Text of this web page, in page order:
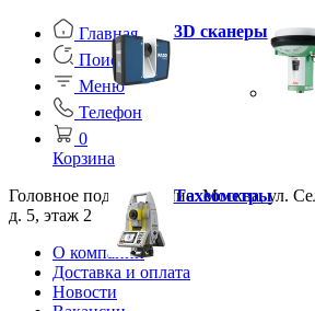
Главная
Поиск
Меню
Телефон
0
Корзина
Головное подразделение: Москва, ул.
д. 5, этаж 2
О компании
Доставка и оплата
Новости
3D сканеры
Тахеометры